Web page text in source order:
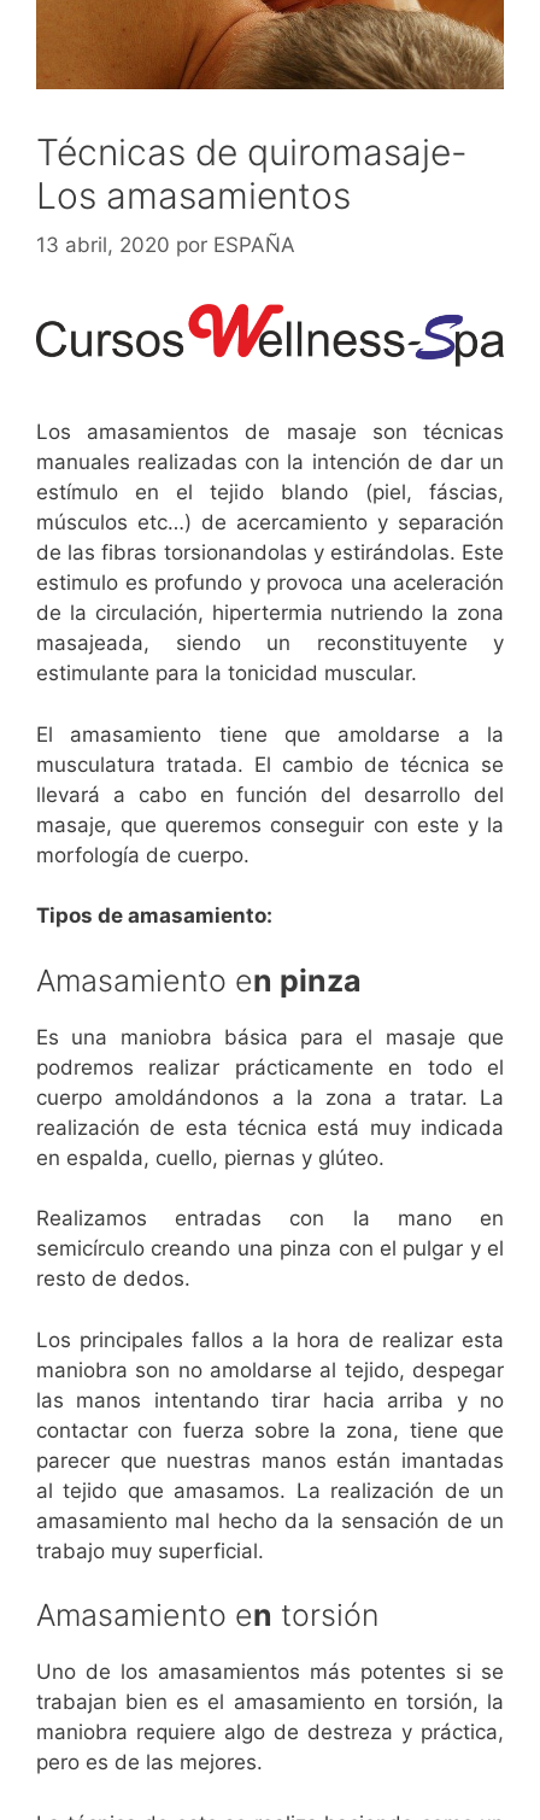
Técnicas de quiromasaje-
Los amasamientos
13 abril, 2020 por ESPAÑA
Los amasamientos de masaje son técnicas
manuales realizadas con la intención de dar un
estímulo en el tejido blando (piel, fáscias,
músculos etc…) de acercamiento y separación
de las fibras torsionandolas y estirándolas. Este
estimulo es profundo y provoca una aceleración
de la circulación, hipertermia nutriendo la zona
masajeada, siendo un reconstituyente y
estimulante para la tonicidad muscular.
El amasamiento tiene que amoldarse a la
musculatura tratada. El cambio de técnica se
llevará a cabo en función del desarrollo del
masaje, que queremos conseguir con este y la
morfología de cuerpo.
Tipos de amasamiento:
Amasamiento en pinza
Es una maniobra básica para el masaje que
podremos realizar prácticamente en todo el
cuerpo amoldándonos a la zona a tratar. La
realización de esta técnica está muy indicada
en espalda, cuello, piernas y glúteo.
Realizamos entradas con la mano en
semicírculo creando una pinza con el pulgar y el
resto de dedos.
Los principales fallos a la hora de realizar esta
maniobra son no amoldarse al tejido, despegar
las manos intentando tirar hacia arriba y no
contactar con fuerza sobre la zona, tiene que
parecer que nuestras manos están imantadas
al tejido que amasamos. La realización de un
amasamiento mal hecho da la sensación de un
trabajo muy superficial.
Amasamiento en torsión
Uno de los amasamientos más potentes si se
trabajan bien es el amasamiento en torsión, la
maniobra requiere algo de destreza y práctica,
pero es de las mejores.